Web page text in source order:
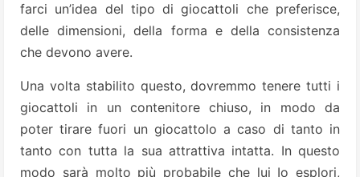
farci un’idea del tipo di giocattoli che preferisce,
delle dimensioni, della forma e della consistenza
che devono avere.
Una volta stabilito questo, dovremmo tenere tutti i
giocattoli in un contenitore chiuso, in modo da
poter tirare fuori un giocattolo a caso di tanto in
tanto con tutta la sua attrattiva intatta. In questo
modo sarà molto più probabile che lui Io esplori,